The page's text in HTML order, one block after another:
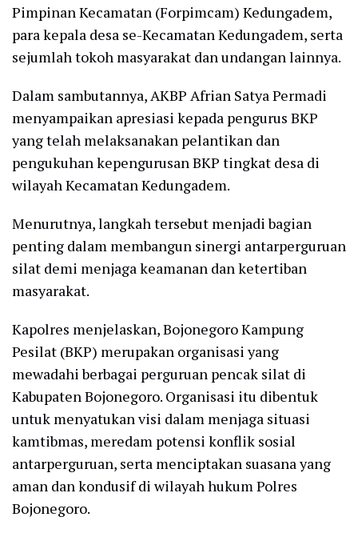
Pimpinan Kecamatan (Forpimcam) Kedungadem,
para kepala desa se-Kecamatan Kedungadem, serta
sejumlah tokoh masyarakat dan undangan lainnya.
Dalam sambutannya, AKBP Afrian Satya Permadi
menyampaikan apresiasi kepada pengurus BKP
yang telah melaksanakan pelantikan dan
pengukuhan kepengurusan BKP tingkat desa di
wilayah Kecamatan Kedungadem.
Menurutnya, langkah tersebut menjadi bagian
penting dalam membangun sinergi antarperguruan
silat demi menjaga keamanan dan ketertiban
masyarakat.
Kapolres menjelaskan, Bojonegoro Kampung
Pesilat (BKP) merupakan organisasi yang
mewadahi berbagai perguruan pencak silat di
Kabupaten Bojonegoro. Organisasi itu dibentuk
untuk menyatukan visi dalam menjaga situasi
kamtibmas, meredam potensi konflik sosial
antarperguruan, serta menciptakan suasana yang
aman dan kondusif di wilayah hukum Polres
Bojonegoro.